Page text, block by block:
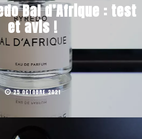
Bal d’Afrique : test
et avis !
25 OCTOBRE 2021